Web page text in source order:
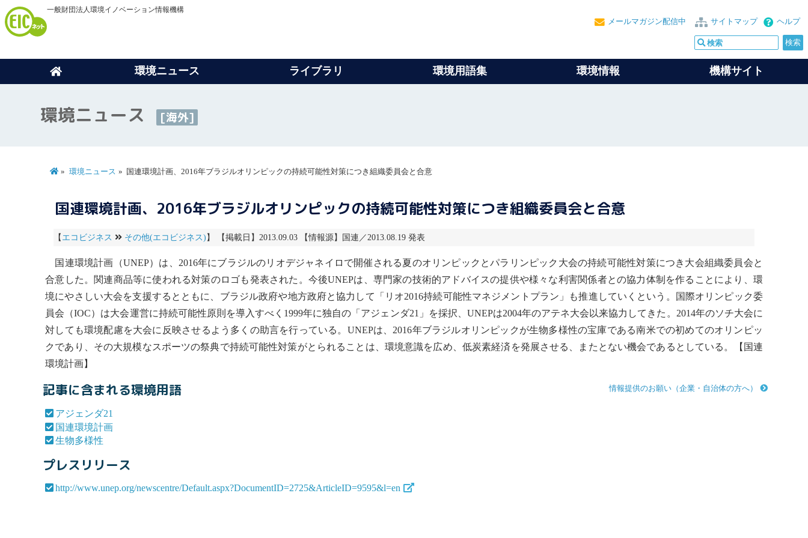
一般財団法人環境イノベーション情報機構
ヘルプ
サイトマップ
メールマガジン配信中
環境ニュース ライブラリ 環境用語集 環境情報 機構サイト
環境ニュース [海外]
環境ニュース 国連環境計画、2016年ブラジルオリンピックの持続可能性対策につき組織委員会と合意
国連環境計画、2016年ブラジルオリンピックの持続可能性対策につき組織委員会と合意
【 エコビジネス その他(エコビジネス) 】 【掲載日】2013.09.03 【情報源】国連／2013.08.19 発表
国連環境計画 （UNEP）は、2016年にブラジルのリオデジャネイロで開催される夏のオリンピックとパラリンピック大会の持続可能性対策につき大会組織委員会と
合意した。関連商品等に使われる対策のロゴも発表された。今後UNEPは、専門家の技術的アドバイスの提供や様々な利害関係者との協力体制を作ることにより、環
境にやさしい大会を支援するとともに、ブラジル政府や地方政府と協力して「リオ2016持続可能性マネジメントプラン」も推進していくという。国際オリンピック委
員会（IOC）は大会運営に持続可能性原則を導入すべく1999年に独自の「 アジェンダ21 」を採択、UNEPは2004年のアテネ大会以来協力してきた。2014年のソチ大会に
対しても環境配慮を大会に反映させるよう多くの助言を行っている。UNEPは、2016年ブラジルオリンピックが生物多様性の宝庫である南米での初めてのオリンピッ
クであり、その大規模なスポーツの祭典で持続可能性対策がとられることは、環境意識を広め、低炭素経済を発展させる、またとない機会であるとしている。【 国連
環境計画】
情報提供のお願い（企業・自治体の方へ）
記事に含まれる環境用語
アジェンダ21
国連環境計画
生物多様性
プレスリリース
http://www.unep.org/newscentre/Default.aspx?DocumentID=2725&ArticleID=9595&l=en